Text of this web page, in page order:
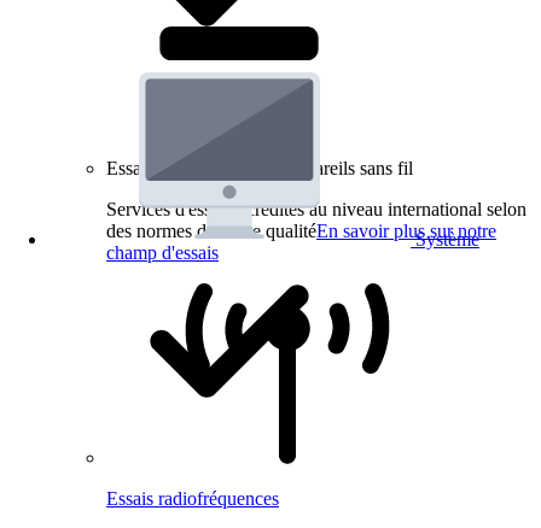
Système
Essais de produits pour appareils sans fil
Services d'essai accrédités au niveau international selon
des normes de haute qualitéEn savoir plus sur notre
champ d'essais
Essais radiofréquences